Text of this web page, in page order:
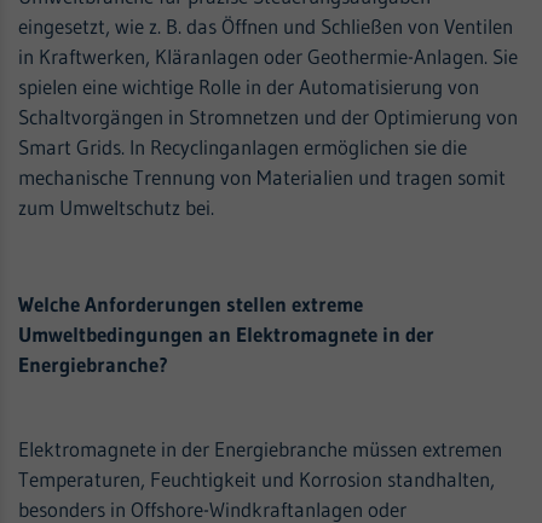
eingesetzt, wie z. B. das Öffnen und Schließen von Ventilen
in Kraftwerken, Kläranlagen oder Geothermie-Anlagen. Sie
spielen eine wichtige Rolle in der Automatisierung von
Schaltvorgängen in Stromnetzen und der Optimierung von
Smart Grids. In Recyclinganlagen ermöglichen sie die
mechanische Trennung von Materialien und tragen somit
zum Umweltschutz bei.
Welche Anforderungen stellen extreme
Umweltbedingungen an Elektromagnete in der
Energiebranche?
Elektromagnete in der Energiebranche müssen extremen
Temperaturen, Feuchtigkeit und Korrosion standhalten,
besonders in Offshore-Windkraftanlagen oder